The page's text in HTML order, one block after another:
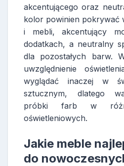
akcentującego oraz
kolor powinien pokrywać
i mebli, akcentujący
dodatkach, a neutralny
dla pozostałych barw.
uwzględnienie
wyglądać inaczej w
sztucznym, dlatego
próbki farb w
oświetleniowych.
Jakie meble
do